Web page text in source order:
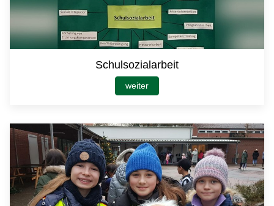
Schulsozialarbeit
weiter